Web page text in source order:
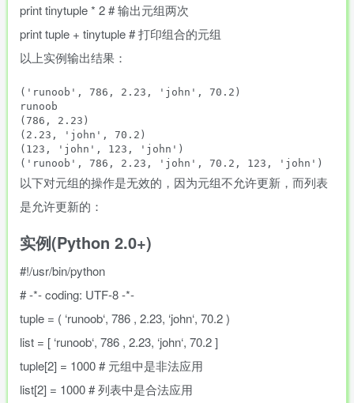
printtinytuple* 2# 输出元组两次
printtuple + tinytuple# 打印组合的元组
以上实例输出结果：
('runoob', 786, 2.23, 'john', 70.2)
runoob
(786, 2.23)
(2.23, 'john', 70.2)
(123, 'john', 123, 'john')
以下对元组的操作是无效的，因为元组不允许更新，而列表
是允许更新的：
实例(Python 2.0+)
#!/usr/bin/python
# -*- coding: UTF-8 -*-
tuple = ( ‘runoob‘, 786 , 2.23, ‘john‘, 70.2)
list = [ ‘runoob‘, 786 , 2.23, ‘john‘, 70.2]
tuple[2] = 1000# 元组中是非法应用
list[2] = 1000# 列表中是合法应用